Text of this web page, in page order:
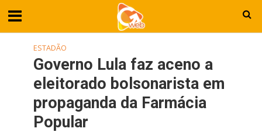
ESTADÃO
Governo Lula faz aceno a
eleitorado bolsonarista em
propaganda da Farmácia
Popular